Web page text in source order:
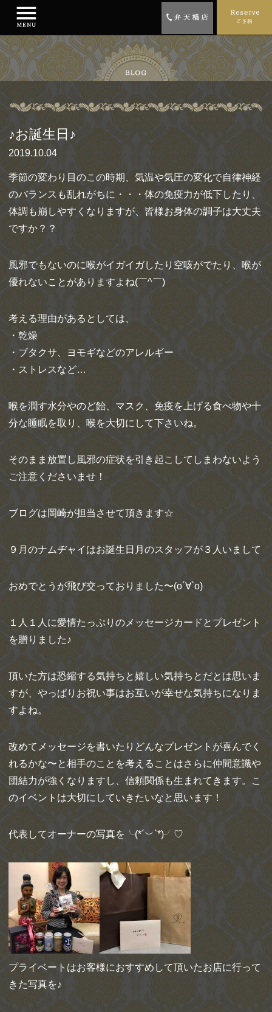
♪お誕生日♪
2019.10.04
季節の変わり目のこの時期、気温や気圧の変化で自律神経
のバランスも乱れがちに・・・体の免疫力が低下したり、
体調も崩しやすくなりますが、皆様お身体の調子は大丈夫
ですか？ ？
風邪でもないのに喉がイガイガしたり空咳がでたり、喉が
優れないことがありますよね(￣^￣)
考える理由があるとしては、
・乾燥
・ブタクサ、ヨモギなどのアレルギー
・ストレスなど…
喉を潤す水分やのど飴、マスク、免疫を上げる食べ物や十
分な睡眠を取り、喉を大切にして下さいね。
そのまま放置し風邪の症状を引き起こしてしまわないよう
ご注意く ださいませ！
ブログは岡崎が担当させて頂きます☆
９月のナムヂャイはお誕生日月のスタッフが３人いまして
おめでとうが飛び交っておりました〜(о´∀`о)
１人１人に愛情たっぷりのメッセージカードとプレゼント
を贈りま した♪
頂いた方は恐縮する気持ちと嬉しい気持ちとだとは思いま
すが、やっぱりお祝い事はお互いが幸せな気持ちになりま
すよね。
改めてメッセージを書いたりどんなプレゼントが喜んでく
れるかな〜と相手のことを考えることはさらに仲間意識や
団結力が強くなりますし、 信頼関係も生まれてきます。こ
のイベントは大切にしていきたいなと思います！
代表してオーナーの写真を╰(*´︶`*)╯♡
プライベートはお客様におすすめして頂いたお店に行って
きた写真を♪